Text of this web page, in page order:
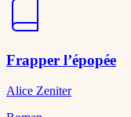
Frapper l’épopée
Alice Zeniter